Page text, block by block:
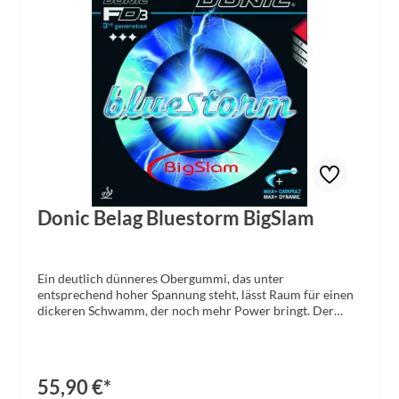
Donic Belag Bluestorm BigSlam
Ein deutlich dünneres Obergummi, das unter
entsprechend hoher Spannung steht, lässt Raum für einen
dickeren Schwamm, der noch mehr Power bringt. Der
2,1 mm - und die dickste Variante heißt max+, weil dieser
55,90 €*